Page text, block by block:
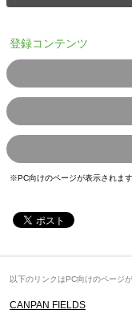
登録コンテンツ
※PC向けのページが表示されます
以下のリンクはPC向けのページ
CANPAN FIELDS